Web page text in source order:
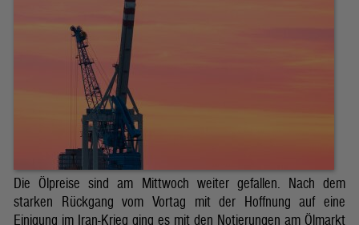
Die Ölpreise sind am Mittwoch weiter gefallen. Nach dem
starken Rückgang vom Vortag mit der Hoffnung auf eine
Einigung im Iran-Krieg ging es mit den Notierungen am Ölmarkt